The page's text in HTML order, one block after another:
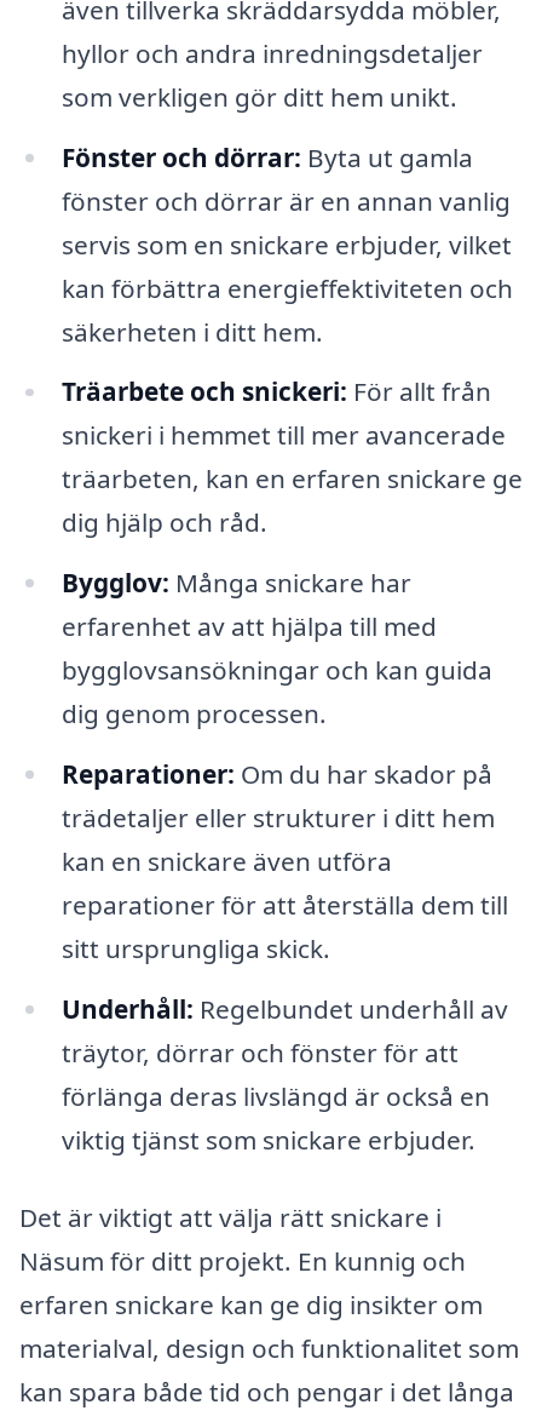
även tillverka skräddarsydda möbler,
hyllor och andra inredningsdetaljer
som verkligen gör ditt hem unikt.
Fönster och dörrar: Byta ut gamla
fönster och dörrar är en annan vanlig
servis som en snickare erbjuder, vilket
kan förbättra energieffektiviteten och
säkerheten i ditt hem.
Träarbete och snickeri: För allt från
snickeri i hemmet till mer avancerade
träarbeten, kan en erfaren snickare ge
dig hjälp och råd.
Bygglov: Många snickare har
erfarenhet av att hjälpa till med
bygglovsansökningar och kan guida
dig genom processen.
Reparationer: Om du har skador på
trädetaljer eller strukturer i ditt hem
kan en snickare även utföra
reparationer för att återställa dem till
sitt ursprungliga skick.
Underhåll: Regelbundet underhåll av
träytor, dörrar och fönster för att
förlänga deras livslängd är också en
viktig tjänst som snickare erbjuder.
Det är viktigt att välja rätt snickare i
Näsum för ditt projekt. En kunnig och
erfaren snickare kan ge dig insikter om
materialval, design och funktionalitet som
kan spara både tid och pengar i det långa